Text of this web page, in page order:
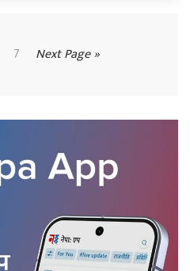
7 Next Page »